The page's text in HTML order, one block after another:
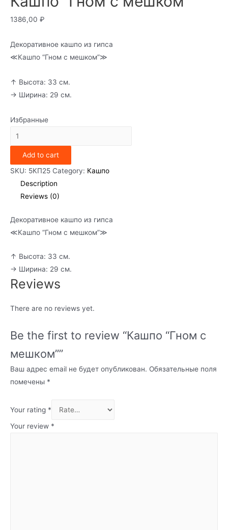
1386,00 ₽
Декоративное кашпо из гипса
≪Кашпо “Гном с мешком”≫
↑ Высота: 33 см.
→ Ширина: 29 см.
Избранные
Кашпо
"Гном
мешком"
quantity
Add to cart
SKU: 5КП25 Category: Кашпо
Description
Reviews (0)
Декоративное кашпо из гипса
≪Кашпо “Гном с мешком”≫
↑ Высота: 33 см.
→ Ширина: 29 см.
Reviews
There are no reviews yet.
Be the first to review “Кашпо “Гном с
мешком””
Ваш адрес email не будет опубликован. Обязательные поля
помечены *
Your rating *
Your review *